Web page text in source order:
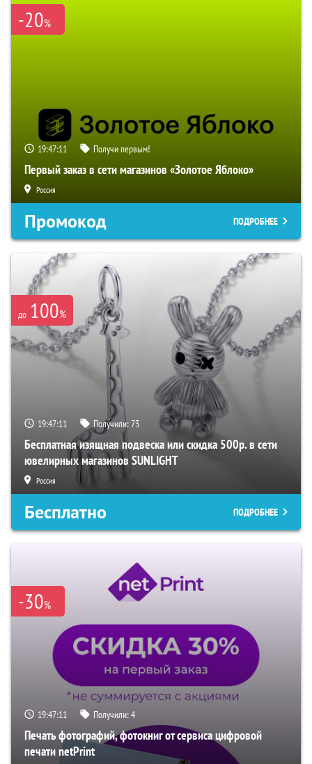
-20%
19:47:10 Получи первым!
Первый заказ в сети магазинов «Золотое Яблоко»
Россия
Промокод ПОДРОБНЕЕ
до 100%
19:47:10 Получили:73
Бесплатная изящная подвеска или скидка 500р. в сети
ювелирных магазинов SUNLIGHT
Россия
Бесплатно ПОДРОБНЕЕ
-30%
19:47:10 Получили:4
Печать фотографий, фотокниг от сервиса цифровой
печати netPrint